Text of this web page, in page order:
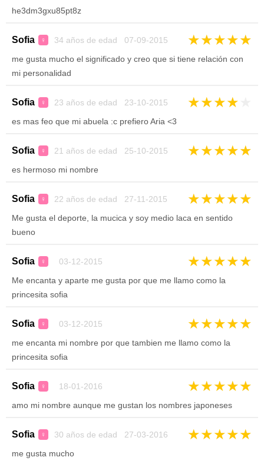
he3dm3gxu85pt8z
Sofia ♀ 34 años de edad 07-09-2015 ★★★★★
me gusta mucho el significado y creo que si tiene relación con
mi personalidad
Sofia ♀ 23 años de edad 23-10-2015 ★★★★
es mas feo que mi abuela :c prefiero Aria <3
Sofia ♀ 21 años de edad 25-10-2015 ★★★★★
es hermoso mi nombre
Sofia ♀ 22 años de edad 27-11-2015 ★★★★★
Me gusta el deporte, la mucica y soy medio laca en sentido
bueno
Sofia ♀ 03-12-2015 ★★★★★
Me encanta y aparte me gusta por que me llamo como la
princesita sofia
Sofia ♀ 03-12-2015 ★★★★★
me encanta mi nombre por que tambien me llamo como la
princesita sofia
Sofia ♀ 18-01-2016 ★★★★★
amo mi nombre aunque me gustan los nombres japoneses
Sofia ♀ 30 años de edad 27-03-2016 ★★★★★
me gusta mucho